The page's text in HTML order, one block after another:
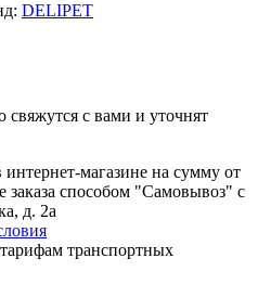
DELIPET
с вами и уточнят
интернет-магазине на сумму от
заказа способом "Самовывоз" с
д. 2а
транспортных